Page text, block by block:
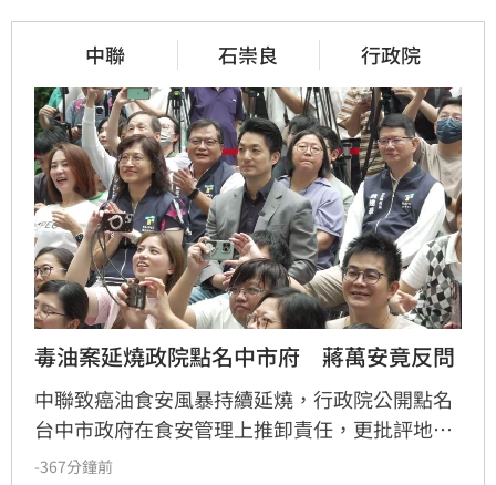
中聯 石崇良 行政院
毒油案延燒政院點名中市府　蔣萬安竟反問
中聯致癌油食安風暴持續延燒，行政院公開點名
台中市政府在食安管理上推卸責任，更批評地方
首長無視法規、執迷於政治攻防，引發輿論關
-367分鐘前